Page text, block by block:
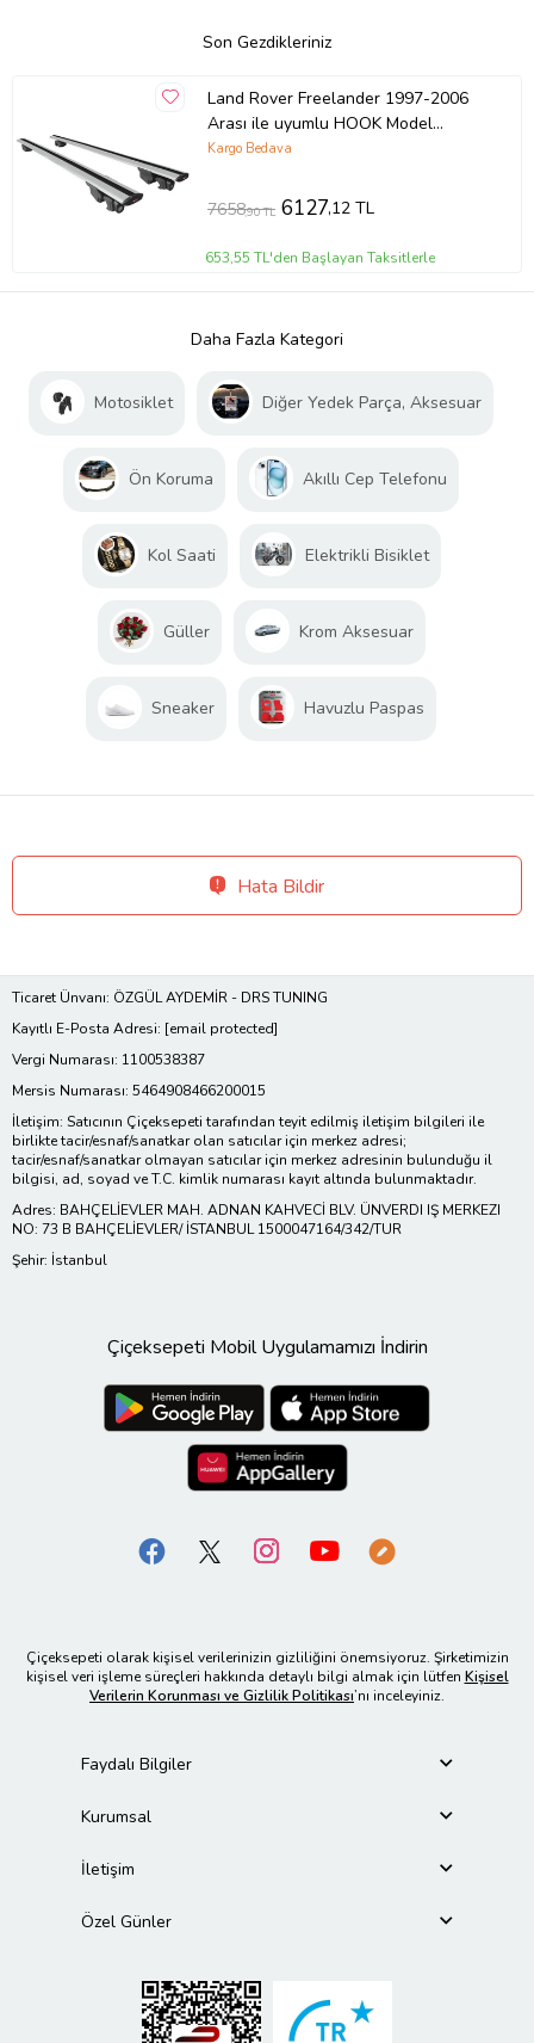
Son Gezdikleriniz
Land Rover Freelander 1997-2006
Arası ile uyumlu HOOK Model
Anahtar Kilitli Ara Atkı Tavan Barı
Kargo Bedava
7658,90 TL 6127,12 TL
653,55 TL'den Başlayan Taksitlerle
Daha Fazla Kategori
Motosiklet Diğer Yedek Parça, Aksesuar
Ön Koruma Akıllı Cep Telefonu
Kol Saati Elektrikli Bisiklet
Güller Krom Aksesuar
Sneaker Havuzlu Paspas
Hata Bildir
Ticaret Ünvanı: ÖZGÜL AYDEMİR - DRS TUNING
Kayıtlı E-Posta Adresi: [email protected]
Vergi Numarası: 1100538387
Mersis Numarası: 5464908466200015
İletişim: Satıcının Çiçeksepeti tarafından teyit edilmiş iletişim bilgileri ile
birlikte tacir/esnaf/sanatkar olan satıcılar için merkez adresi;
tacir/esnaf/sanatkar olmayan satıcılar için merkez adresinin bulunduğu il
bilgisi, ad, soyad ve T.C. kimlik numarası kayıt altında bulunmaktadır.
Adres: BAHÇELİEVLER MAH. ADNAN KAHVECİ BLV. ÜNVERDI IŞ MERKEZI
NO: 73 B BAHÇELİEVLER/ İSTANBUL 1500047164/342/TUR
Şehir: İstanbul
Çiçeksepeti Mobil Uygulamamızı İndirin
Çiçeksepeti olarak kişisel verilerinizin gizliliğini önemsiyoruz. Şirketimizin
kişisel veri işleme süreçleri hakkında detaylı bilgi almak için lütfen Kişisel
Verilerin Korunması ve Gizlilik Politikası’nı inceleyiniz.
Faydalı Bilgiler
Kurumsal
İletişim
Özel Günler